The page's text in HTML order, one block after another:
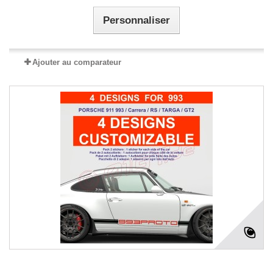
Personnaliser
Ajouter au comparateur